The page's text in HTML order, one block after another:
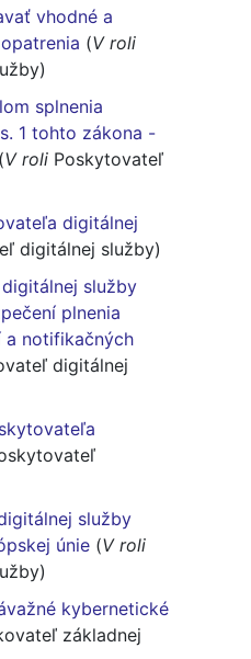
vhodné a
(V roli
splnenia
1 tohto zákona -
(V roli Poskytovateľ
digitálnej
digitálnej služby)
služby
plnenia
a notifikačných
digitálnej
služby
únie (V roli
kybernetické
základnej